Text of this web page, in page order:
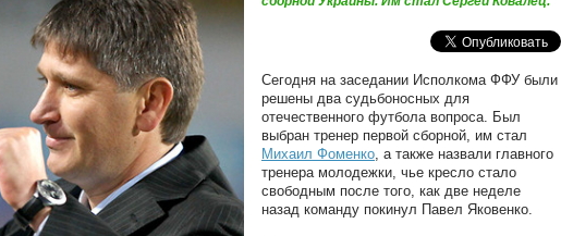
Сегодня на заседании Исполкома ФФУ были
решены два судьбоносных для
отечественного футбола вопроса. Был
выбран тренер первой сборной, им стал
Михаил Фоменко, а также назвали главного
тренера молодежки, чье кресло стало
свободным после того, как две неделе
назад команду покинул Павел Яковенко.